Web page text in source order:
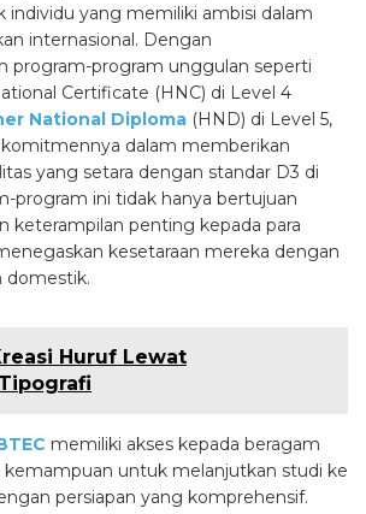
individu yang memiliki ambisi dalam
internasional. Dengan
program-program unggulan seperti
Certificate (HNC) di Level 4
National Diploma (HND) di Level 5,
dalam memberikan
yang setara dengan standar D3 di
program ini tidak hanya bertujuan
keterampilan penting kepada para
kesetaraan mereka dengan
domestik.
Huruf Lewat
memiliki akses kepada beragam
kemampuan untuk melanjutkan studi ke
persiapan yang komprehensif.